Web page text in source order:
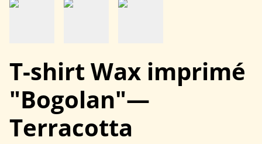
T-shirt Wax imprimé
"Bogolan"—
Terracotta